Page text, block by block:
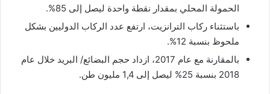
الحمولة المحلي بمقدار نقطة واحدة ليصل إلى 85%.
باستثناء ركاب الترانزيت، ارتفع عدد الركاب الدوليين بشكل
ملحوظ بنسبة 12%.
بالمقارنة مع عام 2017، ازداد حجم البضائع/ البريد خلال عام
2018 بنسبة 25% ليصل إلى 1,4 مليون طن.